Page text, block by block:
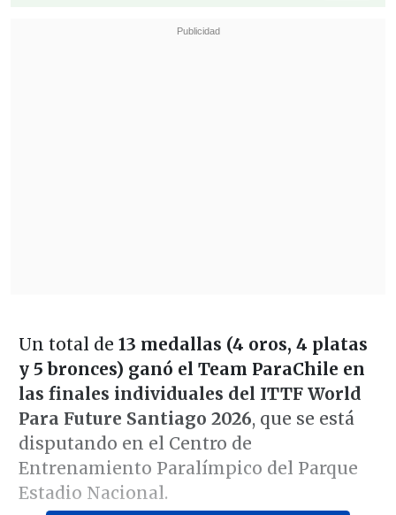
Un total de 13 medallas (4 oros, 4 platas
y 5 bronces) ganó el Team ParaChile en
las finales individuales del ITTF World
Para Future Santiago 2026, que se está
disputando en el Centro de
Entrenamiento Paralímpico del Parque
Estadio Nacional.